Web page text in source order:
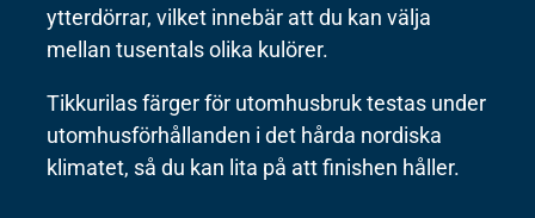
ytterdörrar, vilket innebär att du kan välja
mellan tusentals olika kulörer.
Tikkurilas färger för utomhusbruk testas under
utomhusförhållanden i det hårda nordiska
klimatet, så du kan lita på att finishen håller.